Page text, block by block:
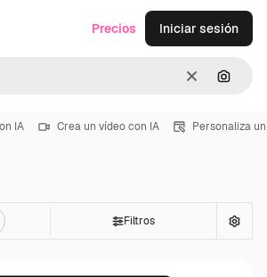
Borrar
Precios Iniciar sesión
IA Crea un vídeo con IA Personaliza
Filtros